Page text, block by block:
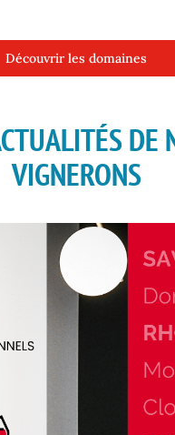
Découvrir les domaines
DE
VIGNERONS